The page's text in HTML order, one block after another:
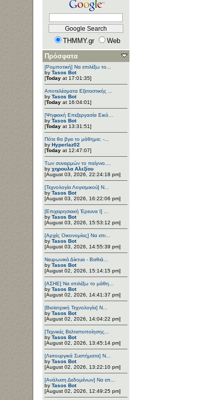
THMMY.gr
Web
Πρόσφατα
[Ρομποτική] Να επιλέξω το...
by Tasos Bot
[Today at 17:01:35]
Αποτελέσματα Εξεταστικής ...
by Tasos Bot
[Today at 16:04:01]
[Ψηφιακή Επεξεργασία Εικό...
by Tasos Bot
[Today at 13:31:51]
Πότε θα βγει το μάθημα; -...
by Hyperlaz02
[Today at 12:47:07]
Των συνειρμών το παίγνιο....
by χηρουλα Αλεξίου
[August 03, 2026, 22:24:18 pm]
[Τεχνολογία Λογισμικού] Ν...
by Tasos Bot
[August 03, 2026, 16:22:06 pm]
[Επιχειρησιακή Έρευνα Ι] ...
by Tasos Bot
[August 03, 2026, 15:53:12 pm]
[Αρχές Οικονομίας] Να επι...
by Tasos Bot
[August 03, 2026, 14:55:39 pm]
Νευρωνικά Δίκτυα - Βαθιά...
by Tasos Bot
[August 02, 2026, 15:14:15 pm]
[ΑΣΗΕ] Να επιλέξω το μάθη...
by Tasos Bot
[August 02, 2026, 14:41:37 pm]
[Βιοϊατρική Τεχνολογία] Ν...
by Tasos Bot
[August 02, 2026, 14:04:22 pm]
[Τεχνικές Βελτιστοποίησης...
by Tasos Bot
[August 02, 2026, 13:45:14 pm]
[Λειτουργικά Συστήματα] Ν...
by Tasos Bot
[August 02, 2026, 13:22:10 pm]
[Ανάλυση Δεδομένων] Να επ...
by Tasos Bot
[August 02, 2026, 12:49:25 pm]